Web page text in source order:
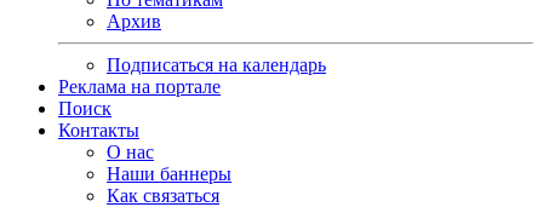
Архив
Подписаться на календарь
Реклама на портале
Поиск
Контакты
О нас
Наши баннеры
Как связаться